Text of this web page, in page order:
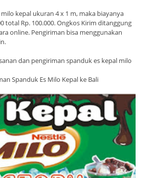
kepal ukuran 4 x 1 m, maka biayanya
total Rp. 100.000. Ongkos Kirim ditanggung
online. Pengiriman bisa menggunakan
dan pengiriman spanduk es kepal milo
Spanduk Es Milo Kepal ke Bali